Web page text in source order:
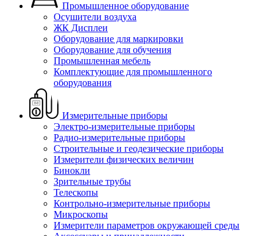
Промышленное оборудование
Осушители воздуха
ЖК Дисплеи
Оборудование для маркировки
Оборудование для обучения
Промышленная мебель
Комплектующие для промышленного
оборудования
Измерительные приборы
Электро-измерительные приборы
Радио-измерительные приборы
Строительные и геодезические приборы
Измерители физических величин
Бинокли
Зрительные трубы
Телескопы
Контрольно-измерительные приборы
Микроскопы
Измерители параметров окружающей среды